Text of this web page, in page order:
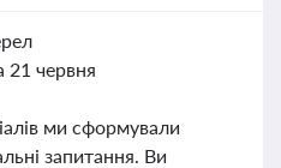
21 червня
ми сформували
запитання. Ви